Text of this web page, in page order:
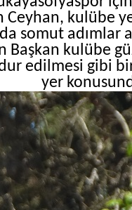
Ceyhan, kulübe
somut adımlar
Başkan kulübe
edilmesi gibi
yer